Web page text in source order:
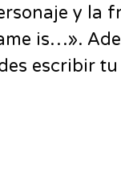
y la
is…».
escribir